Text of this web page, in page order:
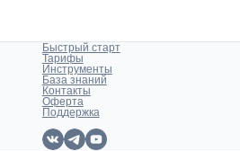
Быстрый старт
Тарифы
Инструменты
База знаний
Контакты
Оферта
Поддержка